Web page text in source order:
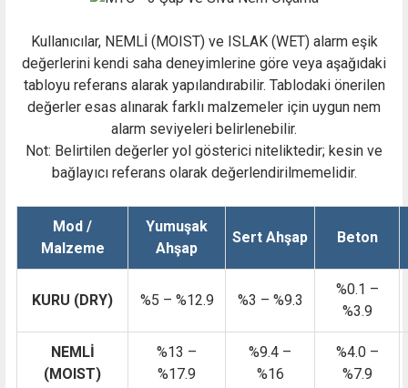
Kullanıcılar, NEMLİ (MOIST) ve ISLAK (WET) alarm eşik
değerlerini kendi saha deneyimlerine göre veya aşağıdaki
tabloyu referans alarak yapılandırabilir. Tablodaki önerilen
değerler esas alınarak farklı malzemeler için uygun nem
alarm seviyeleri belirlenebilir.
Not: Belirtilen değerler yol gösterici niteliktedir; kesin ve
bağlayıcı referans olarak değerlendirilmemelidir.
Mod /
Malzeme
Yumuşak
Ahşap
Sert Ahşap Beton
KURU (DRY) %5 – %12.9 %3 – %9.3
%0.1 –
%3.9
NEMLİ
(MOIST)
%13 –
%17.9
%9.4 –
%16
%4.0 –
%7.9